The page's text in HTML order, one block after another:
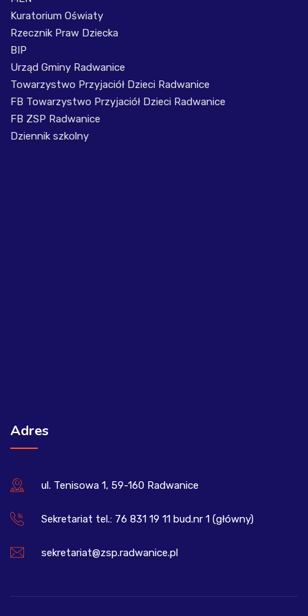
Kuratorium Oświaty
Rzecznik Praw Dziecka
BIP
Urząd Gminy Radwanice
Towarzystwo Przyjaciół Dzieci Radwanice
FB Towarzystwo Przyjaciół Dzieci Radwanice
FB ZSP Radwanice
Dziennik szkolny
Adres
ul. Tenisowa 1, 59-160 Radwanice
Sekretariat tel.: 76 831 19 11 bud.nr 1 (główny)
sekretariat@zsp.radwanice.pl